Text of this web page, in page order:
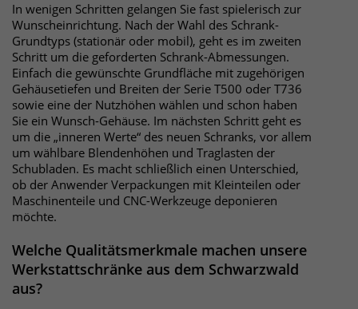
In wenigen Schritten gelangen Sie fast spielerisch zur
Wunscheinrichtung. Nach der Wahl des Schrank-
Grundtyps (stationär oder mobil), geht es im zweiten
Schritt um die geforderten Schrank-Abmessungen.
Einfach die gewünschte Grundfläche mit zugehörigen
Gehäusetiefen und Breiten der Serie T500 oder T736
sowie eine der Nutzhöhen wählen und schon haben
Sie ein Wunsch-Gehäuse. Im nächsten Schritt geht es
um die „inneren Werte“ des neuen Schranks, vor allem
um wählbare Blendenhöhen und Traglasten der
Schubladen. Es macht schließlich einen Unterschied,
ob der Anwender Verpackungen mit Kleinteilen oder
Maschinenteile und CNC-Werkzeuge deponieren
möchte.
Welche Qualitätsmerkmale machen unsere
Werkstattschränke aus dem Schwarzwald
aus?
Name _pk_ses
Anbieter Matomo
Laufzeit 30 Minuten
Zweck
Das Cookie wird genutzt um temporär
Session Daten zu speichern
Name
Anbieter Matomo
Laufzeit